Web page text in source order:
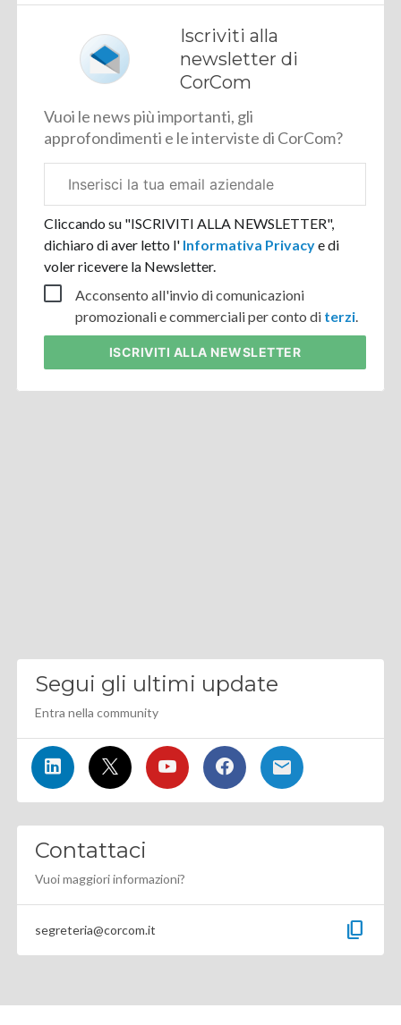
Iscriviti alla
newsletter di
CorCom
Vuoi le news più importanti, gli
approfondimenti e le interviste di CorCom?
aziendale
Cliccando su "ISCRIVITI ALLA NEWSLETTER",
dichiaro di aver letto l' Informativa Privacye di
voler ricevere la Newsletter.
Acconsento all'invio di comunicazioni
promozionali e commerciali per conto di terzi.
ISCRIVITI ALLA NEWSLETTER
Segui gli ultimi update
Entra nella community
Contattaci
Vuoi maggiori informazioni?
segreteria@corcom.it content_copy